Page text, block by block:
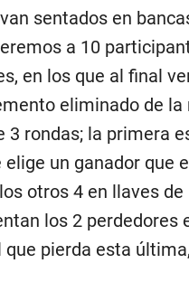
sentados en
a 10
en los que al final
eliminado de
rondas; la primera
un ganador que
otros 4 en llaves
los 2 perdedores
que pierda esta